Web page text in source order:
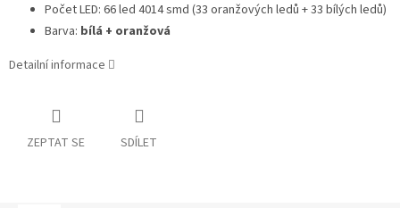
Počet LED: 66 led 4014 smd (33 oranžových ledů + 33 bílých ledů)
Barva: bílá + oranžová
Detailní informace
ZEPTAT SE SDÍLET